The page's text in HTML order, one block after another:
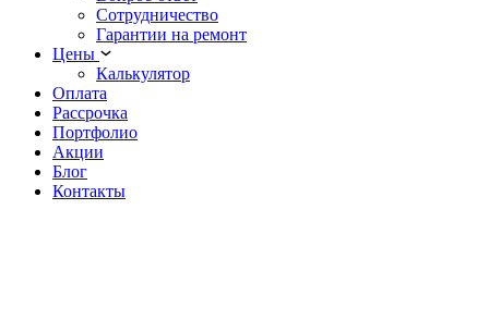
Сотрудничество
Гарантии на ремонт
Цены
Калькулятор
Оплата
Рассрочка
Портфолио
Акции
Блог
Контакты